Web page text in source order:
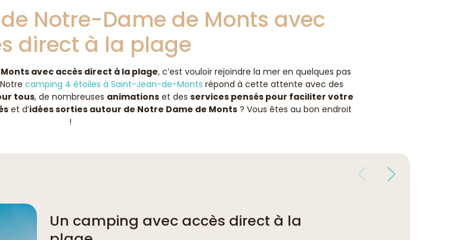
Notre-Dame de Monts avec
direct à la plage
avec accès direct à la plage, c’est vouloir rejoindre la mer en quelques pas
camping 4 étoiles à Saint-Jean-de-Monts répond à cette attente avec des
tous, de nombreuses animationset des services pensés pour faciliter votre
et d’idées sorties autour de Notre Dame de Monts ? Vous êtes au bon endroit
!
Un camping avec accès direct à la